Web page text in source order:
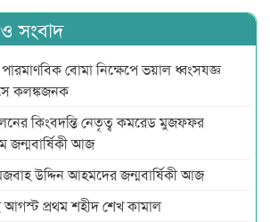
সংবাদ
বোমা নিক্ষেপে ভয়াল ধ্বংসযজ্ঞ
কলঙ্কজনক
কিংবদন্তি নেতৃত্ব কমরেড মুজফ্ফর
আজ
উদ্দিন আহমদের জন্মবার্ষিকী আজ
আগস্ট প্রথম শহীদ শেখ কামাল